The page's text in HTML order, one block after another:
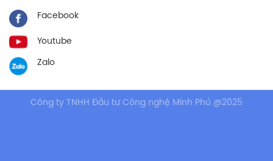
Facebook
Youtube
Zalo
Công ty TNHH Đầu tư Công nghệ Minh Phú @2025